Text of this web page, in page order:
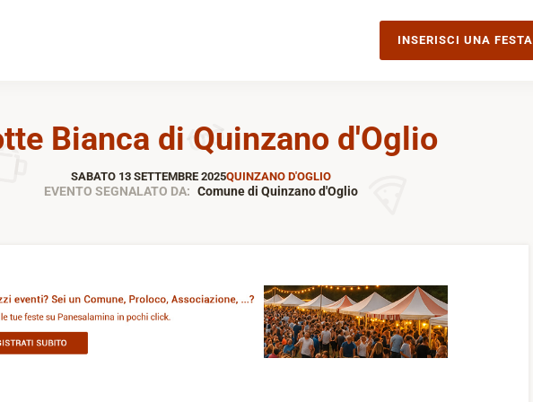
INSERISCI UNA FESTA
Bianca di Quinzano d'Oglio
SABATO 13 SETTEMBRE 2025QUINZANO D'OGLIO
EVENTO SEGNALATO DA: Comune di Quinzano d'Oglio